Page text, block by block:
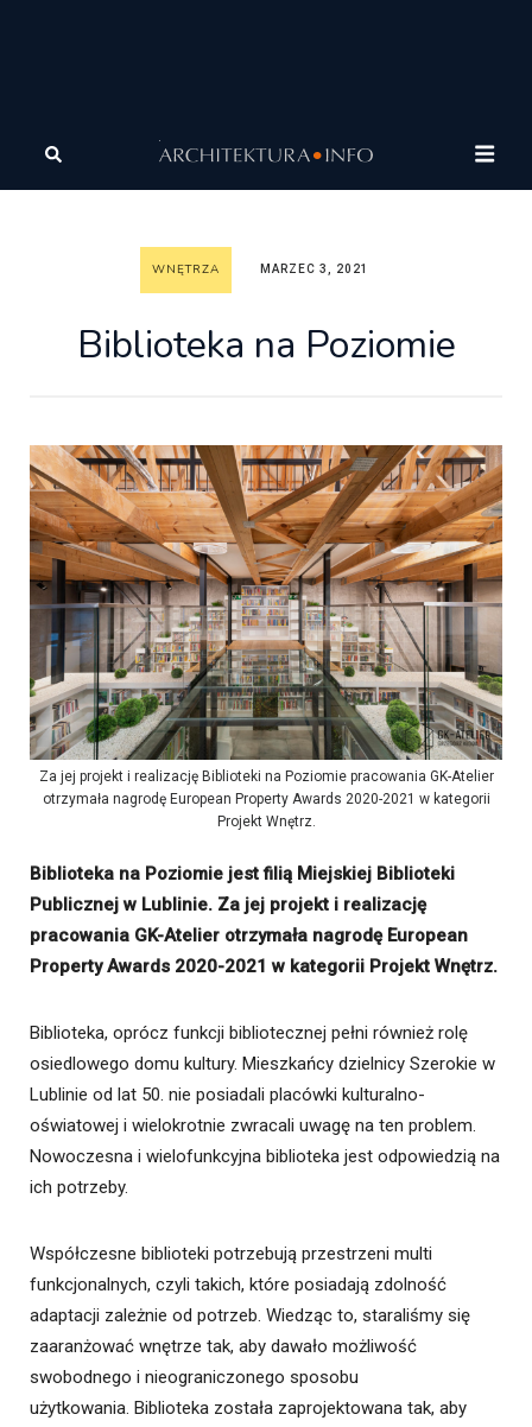
Wnętrza
Poziomie
WNĘTRZA MARZEC 3, 2021
Biblioteka na Poziomie
Za jej projekt i realizację Biblioteki na Poziomie pracowania GK-Atelier
otrzymała nagrodę European Property Awards 2020-2021 w kategorii
Projekt Wnętrz.
Biblioteka na Poziomie jest filią Miejskiej Biblioteki
Publicznej w Lublinie. Za jej projekt i realizację
pracowania GK-Atelier otrzymała nagrodę European
Property Awards 2020-2021 w kategorii Projekt Wnętrz.
Biblioteka, oprócz funkcji bibliotecznej pełni również rolę
osiedlowego domu kultury. Mieszkańcy dzielnicy Szerokie w
Lublinie od lat 50. nie posiadali placówki kulturalno-
oświatowej i wielokrotnie zwracali uwagę na ten problem.
Nowoczesna i wielofunkcyjna biblioteka jest odpowiedzią na
ich potrzeby.
Współczesne biblioteki potrzebują przestrzeni multi
funkcjonalnych, czyli takich, które posiadają zdolność
adaptacji zależnie od potrzeb. Wiedząc to, staraliśmy się
zaaranżować wnętrze tak, aby dawało możliwość
swobodnego i nieograniczonego sposobu
użytkowania. Biblioteka została zaprojektowana tak, aby